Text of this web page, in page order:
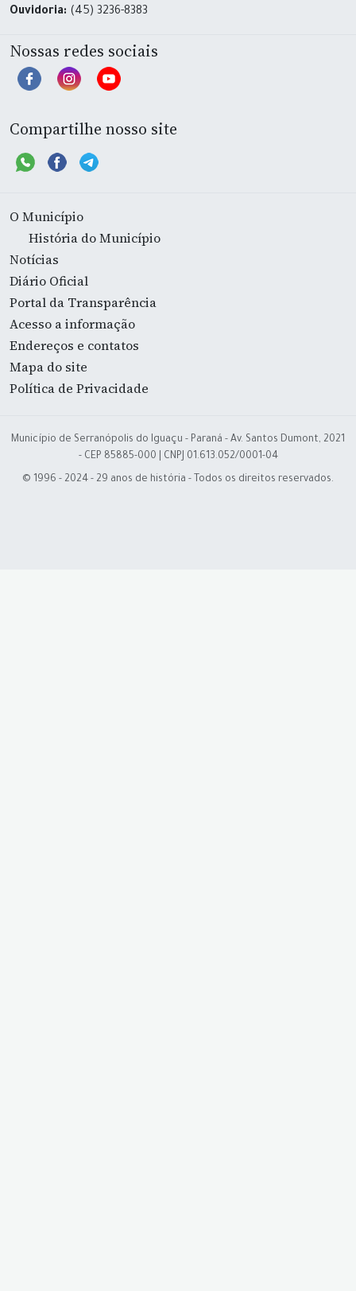
Ouvidoria: (45) 3236-8383
Nossas redes sociais
Compartilhe nosso site
O Município
História do Município
Notícias
Diário Oficial
Portal da Transparência
Acesso a informação
Endereços e contatos
Mapa do site
Política de Privacidade
Município de Serranópolis do Iguaçu - Paraná - Av. Santos Dumont, 2021
- CEP 85885-000 | CNPJ 01.613.052/0001-04
© 1996 - 2024 - 29 anos de história - Todos os direitos reservados.